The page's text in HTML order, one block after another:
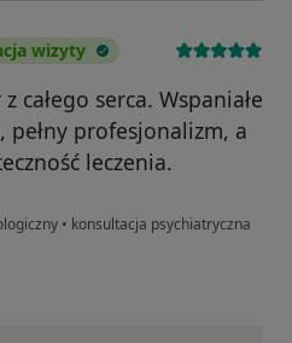
wizyty
całego serca. Wspaniałe
profesjonalizm, a
leczenia.
• konsultacja psychiatryczna